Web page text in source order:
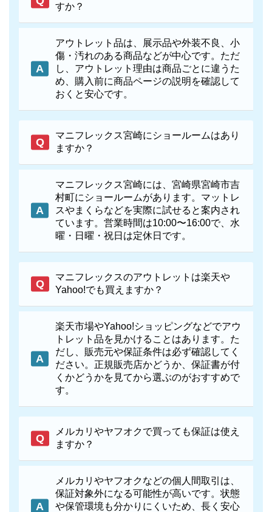
すか？
アウトレット品は、展示品や外装不良、小
傷・汚れのある商品などが中心です。ただ
し、アウトレット理由は商品ごとに違うた
め、購入前に商品ページの説明を確認して
おくと安心です。
マニフレックス宮崎にショールームはあり
ますか？
マニフレックス宮崎には、宮崎県宮崎市吉
村町にショールームがあります。マットレ
スやまくらなどを実際に試せると案内され
ています。営業時間は10:00〜16:00で、水
曜・日曜・祝日は定休日です。
マニフレックスのアウトレットは楽天や
Yahoo!でも買えますか？
楽天市場やYahoo!ショッピングなどでアウ
トレット品を見かけることはあります。た
だし、販売元や保証条件は必ず確認してく
ださい。正規販売店かどうか、保証書が付
くかどうかを見てから選ぶのがおすすめで
す。
メルカリやヤフオクで買っても保証は使え
ますか？
メルカリやヤフオクなどの個人間取引は、
保証対象外になる可能性が高いです。状態
や保管環境も分かりにくいため、長く安心